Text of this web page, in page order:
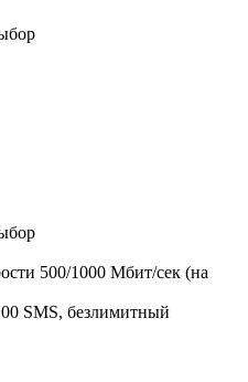
500/1000 Мбит/сек (на
SMS, безлимитный